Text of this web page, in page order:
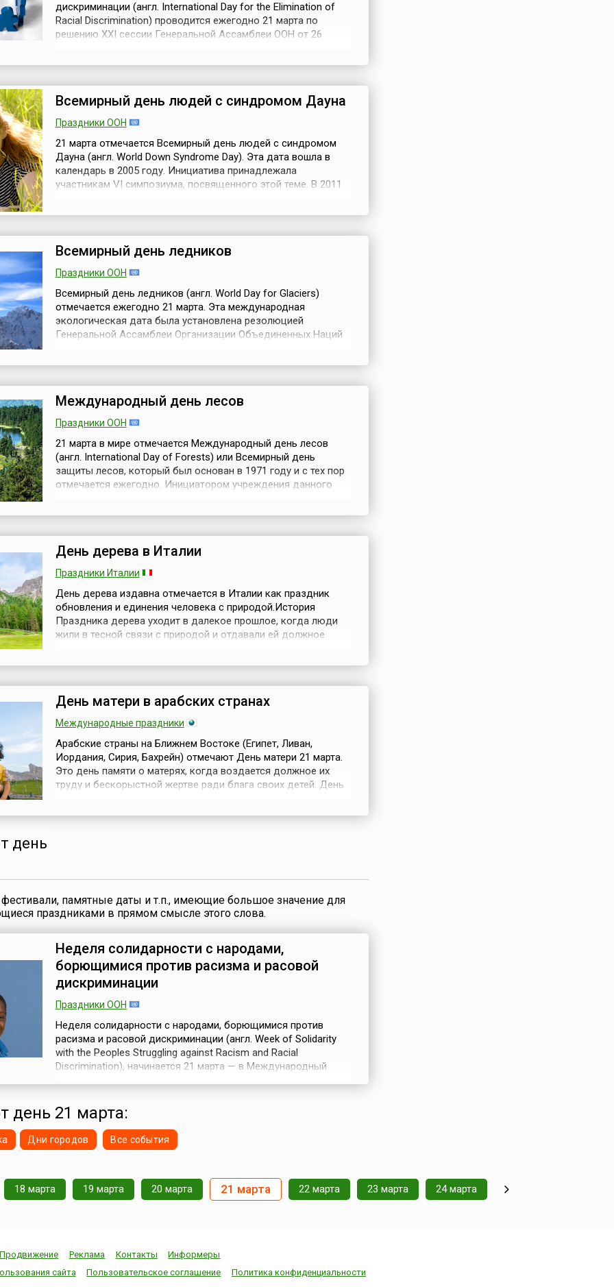
дискриминации (англ. International Day for the Elimination of
Racial Discrimination) проводится ежегодно 21 марта по
решению XXI сессии Генеральной Ассамблеи ООН от 26
проводивш...
Всемирный день людей с синдромом Дауна
Праздники ООН
21 марта отмечается Всемирный день людей с синдромом
Дауна (англ. World Down Syndrome Day). Эта дата вошла в
календарь в 2005 году. Инициатива принадлежала
участникам VI симпозиума, посвященного этой теме. В 2011
этот День будет отмечаться 21 ...
Всемирный день ледников
Праздники ООН
Всемирный день ледников (англ. World Day for Glaciers)
отмечается ежегодно 21 марта. Эта международная
экологическая дата была установлена резолюцией
Генеральной Ассамблеи Организации Объединенных Наций
ЮНЕСКО и Всемирной метеорологической орг...
Международный день лесов
Праздники ООН
21 марта в мире отмечается Международный день лесов
(англ. International Day of Forests) или Всемирный день
защиты лесов, который был основан в 1971 году и с тех пор
отмечается ежегодно. Инициатором учреждения данного
сельскохозяйственной организа...
День дерева в Италии
Праздники Италии
День дерева издавна отмечается в Италии как праздник
обновления и единения человека с природой.История
Праздника дерева уходит в далекое прошлое, когда люди
жили в тесной связи с природой и отдавали ей должное
чем все деревья подразделя...
День матери в арабских странах
Международные праздники
Арабские страны на Ближнем Востоке (Египет, Ливан,
Иордания, Сирия, Бахрейн) отмечают День матери 21 марта.
Это день памяти о матерях, когда воздается должное их
труду и бескорыстной жертве ради блага своих детей. День
день
памятные даты и т.п., имеющие большое значение для
праздниками в прямом смысле этого слова.
Неделя солидарности с народами,
борющимися против расизма и расовой
дискриминации
Праздники ООН
Неделя солидарности с народами, борющимися против
расизма и расовой дискриминации (англ. Week of Solidarity
with the Peoples Struggling against Racism and Racial
Discrimination), начинается 21 марта — в Международный
открыла огонь по участникам мирной демонстрации против
законов режима апарт...
день 21 марта:
Дни городов Все события
18 марта 19 марта 20 марта 21 марта 22 марта 23 марта 24 марта
Продвижение Реклама Контакты
Информеры
сайта
Пользовательское соглашение Политика конфиденциальности